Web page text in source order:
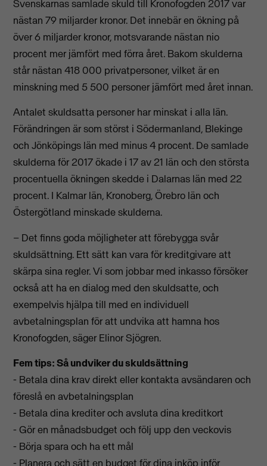
Svenskarnas samlade skuld till Kronofogden 2017 var
nästan 79 miljarder kronor. Det innebär en ökning på
över 6 miljarder kronor, motsvarande nästan nio
procent mer jämfört med förra året. Bakom skulderna
står nästan 418 000 privatpersoner, vilket är en
minskning med 5 500 personer jämfört med året innan.
Antalet skuldsatta personer har minskat i alla län.
Förändringen är som störst i Södermanland, Blekinge
och Jönköpings län med minus 4 procent. De samlade
skulderna för 2017 ökade i 17 av 21 län och den största
procentuella ökningen skedde i Dalarnas län med 22
procent. I Kalmar län, Kronoberg, Örebro län och
Östergötland minskade skulderna.
– Det finns goda möjligheter att förebygga svår
skuldsättning. Ett sätt kan vara för kreditgivare att
skärpa sina regler. Vi som jobbar med inkasso försöker
också att ha en dialog med den skuldsatte, och
exempelvis hjälpa till med en individuell
avbetalningsplan för att undvika att hamna hos
Kronofogden, säger Elinor Sjögren.
Fem tips: Så undviker du skuldsättning
- Betala dina krav direkt eller kontakta avsändaren och
föreslå en avbetalningsplan
- Betala dina krediter och avsluta dina kreditkort
- Gör en månadsbudget och följ upp den veckovis
- Börja spara och ha ett mål
- Planera och sätt en budget för dina inköp inför